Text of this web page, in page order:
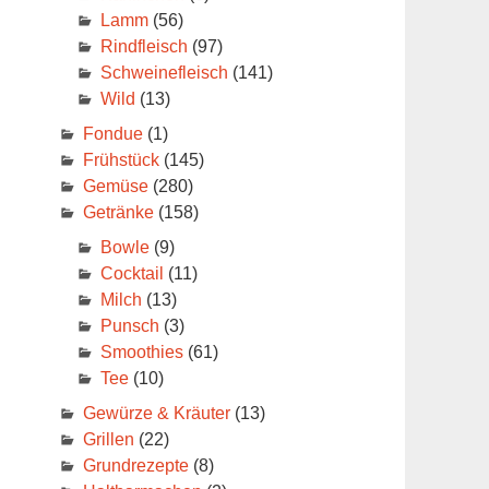
Lamm(56)
Rindfleisch (97)
Schweinefleisch (141)
Wild (13)
Fondue(1)
Frühstück(145)
Gemüse(280)
Getränke(158)
Bowle(9)
Cocktail (11)
Milch (13)
Punsch (3)
Smoothies(61)
Tee(10)
Gewürze & Kräuter(13)
Grillen (22)
Grundrezepte(8)